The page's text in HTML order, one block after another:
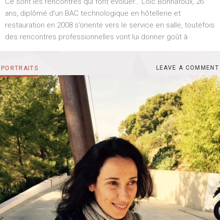
E
D
ans, diplômé d’un BAC technologique en hôtellerie et
restauration en 2008 s’oriente vers le service en salle, toutefois
des rencontres professionnelles vont lui donner goût à
CATEGORIES
PORTRAITS LEAVE A COMMENT